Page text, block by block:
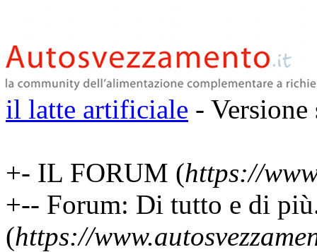
il latte artificiale - Versione
+- IL FORUM (https://
+-- Forum: Di tutto e di
(https://